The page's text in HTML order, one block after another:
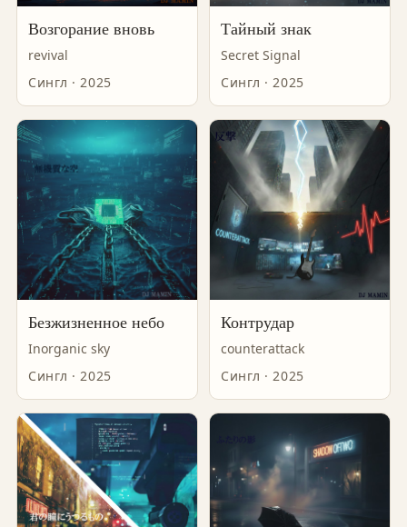
Возгорание вновь
revival
Сингл · 2025
Тайный знак
Secret Signal
Сингл · 2025
Безжизненное небо
Inorganic sky
Сингл · 2025
Контрудар
counterattack
Сингл · 2025